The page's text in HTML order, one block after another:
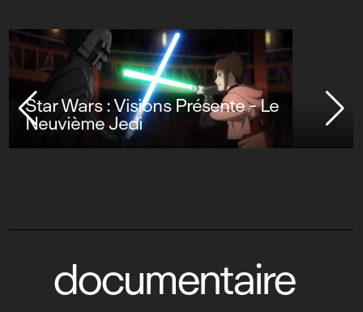
Star Wars : Visions Présente - Le
Neuvième Jedi
documentaire